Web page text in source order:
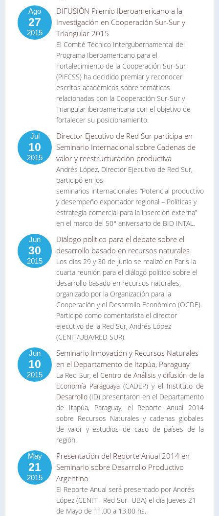
Ago
27
2015
DIFUSIÓN Premio Iberoamericano a la
Investigación en Cooperación Sur-Sur y
Triangular 2015
El Comité Técnico Intergubernamental del
Programa Iberoamericano para el
Fortalecimiento de la Cooperación Sur-Sur
(PIFCSS) ha decidido premiar y reconocer
escritos académicos sobre temáticas
relacionadas con la Cooperación Sur-Sur y
Triangular iberoamericana con el objetivo de
fortalecer su posicionamiento.
Jul
10
2015
Director Ejecutivo de Red Sur participa en
Seminario Internacional sobre Cadenas de
valor y reestructuración productiva
Andrés López, Director Ejecutivo de Red Sur,
participó en los
seminarios internacionales “Potencial productivo
y desempeño exportador regional – Políticas y
estrategia comercial para la inserción externa”
en el marco del 50° aniversario de BID INTAL.
Jun
30
2015
Diálogo político para el debate sobre el
desarrollo basado en recursos naturales
Los días 29 y 30 de junio se realizó en París la
cuarta reunión para el diálogo político sobre el
desarrollo basado en recursos naturales,
organizado por la Organización para la
Cooperación y el Desarrollo Económico (OCDE).
Participó como comentarista el director
ejecutivo de la Red Sur, Andrés López
(CENIT/UBA/RED SUR).
Jun
10
2015
Seminario Innovación y Recursos Naturales
en el Departamento de Itapúa, Paraguay
La Red Sur, el Centro de Análisis y difusión de la
Economía Paraguaya (CADEP) y el Instituto de
Desarrollo (ID) presentaron en el Departamento
de Itapúa, Paraguay, el Reporte Anual 2014
sobre Recursos Naturales y cadenas globales
de valor y estudios de caso de países de la
región.
May
21
2015
Presentación del Reporte Anual 2014 en
Seminario sobre Desarrollo Productivo
Argentino
El Reporte Anual será presentado por Andrés
López (CENIT - Red Sur- UBA) el día Jueves 21
de Mayo de 11.00 a 13.00 hs.